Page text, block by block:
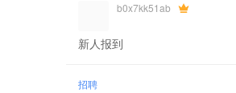
b0x7kk51ab
新人报到
招聘